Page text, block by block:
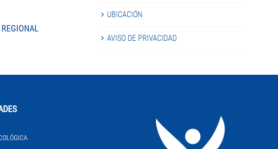
UBICACIÓN
AVISO DE PRIVACIDAD